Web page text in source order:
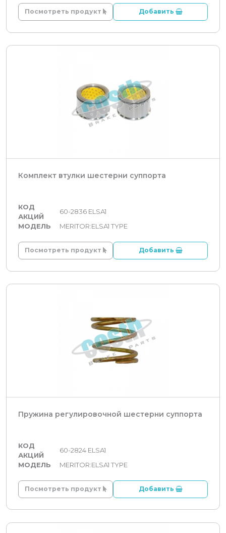
Посмотреть продукт Добавить
Комплект втулки шестерни суппорта
КОД
АКЦИЙ
60-2836 ELSA1
МОДЕЛЬ
MERITOR:ELSA1 TYPE
Посмотреть продукт Добавить
Пружина регулировочной шестерни суппорта
КОД
АКЦИЙ
60-2824 ELSA1
МОДЕЛЬ
MERITOR:ELSA1 TYPE
Посмотреть продукт Добавить